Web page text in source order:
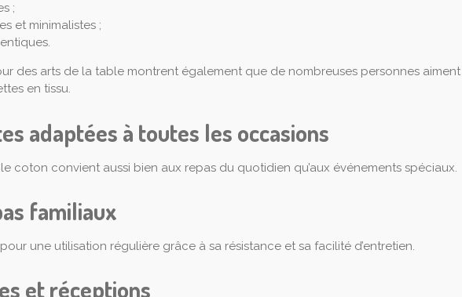
;
et minimalistes ;
des arts de la table montrent également que de nombreuses personnes
en tissu.
adaptées à toutes les occasions
coton convient aussi bien aux repas du quotidien qu’aux événements spéciaux.
familiaux
une utilisation régulière grâce à sa résistance et sa facilité d’entretien.
et réceptions